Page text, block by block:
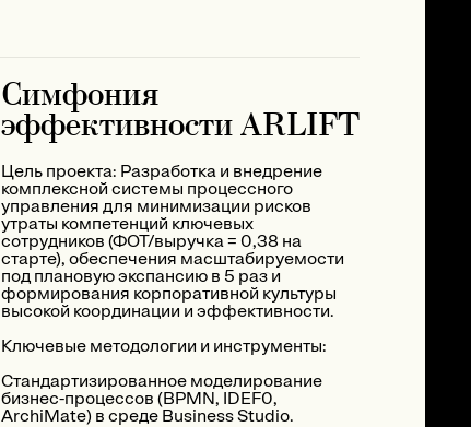
Симфония
эффективности ARLIFT
Цель проекта: Разработка и внедрение
комплексной системы процессного
управления для минимизации рисков
утраты компетенций ключевых
сотрудников (ФОТ/выручка = 0,38 на
старте), обеспечения масштабируемости
под плановую экспансию в 5 раз и
формирования корпоративной культуры
высокой координации и эффективности.
Ключевые методологии и инструменты:
Стандартизированное моделирование
бизнес-процессов (BPMN, IDEF0,
ArchiMate) в среде Business Studio.